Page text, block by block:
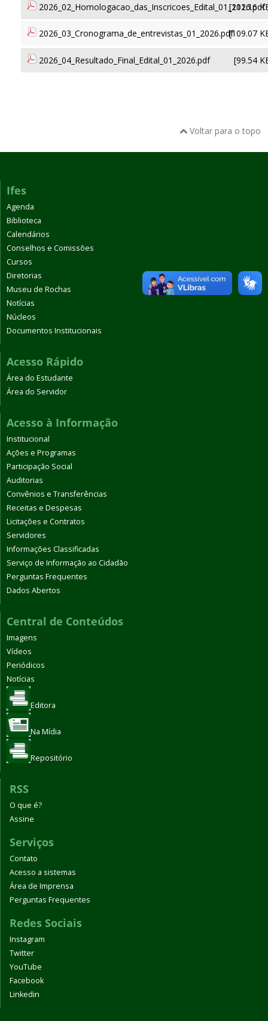
2026_02_Homologacao_das_Inscricoes_Edital_01_2026.pdf
[111.16
2026_03_Cronograma_de_entrevistas_01_2026.pdf[109.07
2026_04_Resultado_Final_Edital_01_2026.pdf [99.54
Voltar para o topo
Ifes
Agenda
Biblioteca
Calendários
Conselhos e Comissões
Cursos
Diretorias
Museu de Rochas
Notícias
Núcleos
Documentos Institucionais
Acesso Rápido
Área do Estudante
Área do Servidor
Acesso à Informação
Institucional
Ações e Programas
Participação Social
Auditorias
Convênios e Transferências
Receitas e Despesas
Licitações e Contratos
Servidores
Informações Classificadas
Serviço de Informação ao Cidadão
Perguntas Frequentes
Dados Abertos
Central de Conteúdos
Imagens
Vídeos
Periódicos
Notícias
Editora
Na Mídia
Repositório
RSS
O que é?
Assine
Serviços
Contato
Acesso a sistemas
Área de Imprensa
Perguntas Frequentes
Redes Sociais
Instagram
Twitter
YouTube
Facebook
Linkedin